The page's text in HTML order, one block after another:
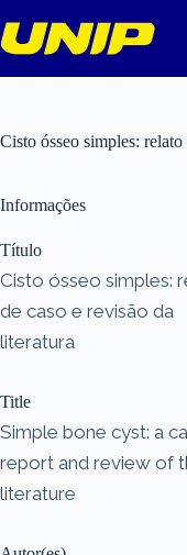
para
o
Cisto ósseo simples:
Informações
Título
Cisto ósseo simples:
de caso e revisão da
literatura
Title
Simple bone cyst: a
report and review of
literature